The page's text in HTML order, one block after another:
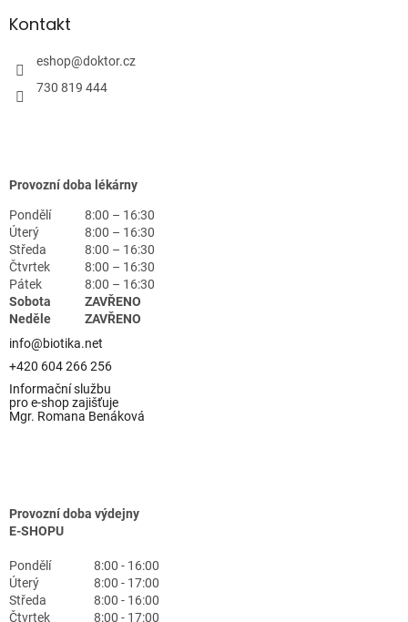
Kontakt
eshop@doktor.cz
730 819 444
Provozní doba lékárny
Pondělí
8:00 – 16:30
Úterý
8:00 – 16:30
Středa
8:00 – 16:30
Čtvrtek
8:00 – 16:30
Pátek
8:00 – 16:30
Sobota
ZAVŘENO
Neděle
ZAVŘENO
info@biotika.net
+420 604 266 256
Informační službu
pro e-shop zajišťuje
Mgr. Romana Benáková
Provozní doba výdejny
E-SHOPU
Pondělí
8:00 - 16:00
Úterý
8:00 - 17:00
Středa
8:00 - 16:00
Čtvrtek
8:00 - 17:00